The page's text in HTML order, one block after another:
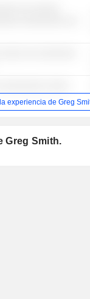
experiencia de Greg
Greg Smith.